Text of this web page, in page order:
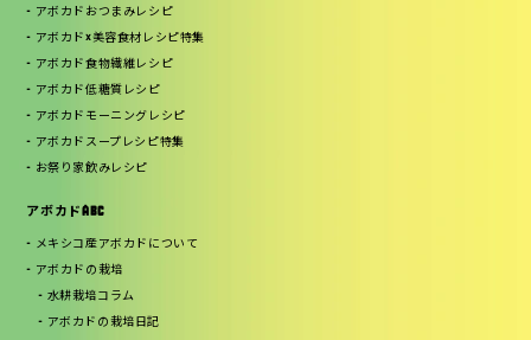
アボカドおつまみレシピ
アボカド×美容食材レシピ特集
アボカド食物繊維レシピ
アボカド低糖質レシピ
アボカドモーニングレシピ
アボカドスープレシピ特集
お祭り家飲みレシピ
アボカドABC
メキシコ産アボカドについて
アボカドの栽培
水耕栽培コラム
アボカドの栽培日記